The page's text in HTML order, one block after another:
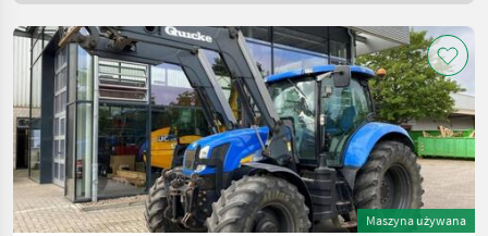
Maszyna używana